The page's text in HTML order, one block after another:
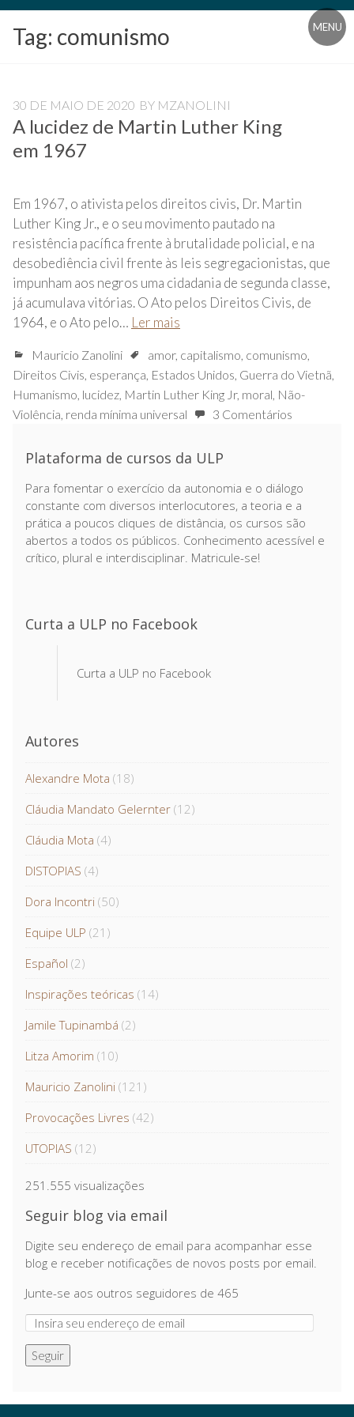
Blog
Universidade
Pampédia
MENU
Tag: comunismo
30 DE MAIO DE 2020 BY MZANOLINI
A lucidez de Martin Luther King
em 1967
Em 1967, o ativista pelos direitos civis, Dr. Martin
Luther King Jr., e o seu movimento pautado na
resistência pacífica frente à brutalidade policial, e na
desobediência civil frente às leis segregacionistas, que
impunham aos negros uma cidadania de segunda classe,
já acumulava vitórias. O Ato pelos Direitos Civis, de
1964, e o Ato pelo… Ler mais
Mauricio Zanolini amor, capitalismo, comunismo,
Direitos Civis, esperança, Estados Unidos, Guerra do Vietnã,
Humanismo, lucidez, Martin Luther King Jr, moral, Não-
Violência, renda mínima universal 3 Comentários
Plataforma de cursos da ULP
Para fomentar o exercício da autonomia e o diálogo
constante com diversos interlocutores, a teoria e a
prática a poucos cliques de distância, os cursos são
abertos a todos os públicos. Conhecimento acessível e
crítico, plural e interdisciplinar. Matricule-se!
Curta a ULP no Facebook
Curta a ULP no Facebook
Autores
Alexandre Mota (18)
Cláudia Mandato Gelernter (12)
Cláudia Mota (4)
DISTOPIAS (4)
Dora Incontri (50)
Equipe ULP (21)
Español (2)
Inspirações teóricas (14)
Jamile Tupinambá (2)
Litza Amorim (10)
Mauricio Zanolini (121)
Provocações Livres (42)
UTOPIAS (12)
251.555 visualizações
Seguir blog via email
Digite seu endereço de email para acompanhar esse
blog e receber notificações de novos posts por email.
Junte-se aos outros seguidores de 465
Seguir